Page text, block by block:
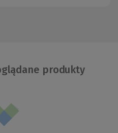
produkty